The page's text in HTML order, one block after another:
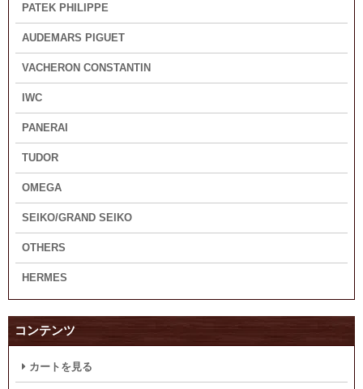
PATEK PHILIPPE
AUDEMARS PIGUET
VACHERON CONSTANTIN
IWC
PANERAI
TUDOR
OMEGA
SEIKO/GRAND SEIKO
OTHERS
HERMES
コンテンツ
カートを見る